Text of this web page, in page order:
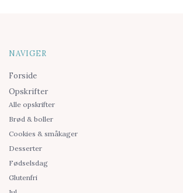
NAVIGER
Forside
Opskrifter
Alle opskrifter
Brød & boller
Cookies & småkager
Desserter
Fødselsdag
Glutenfri